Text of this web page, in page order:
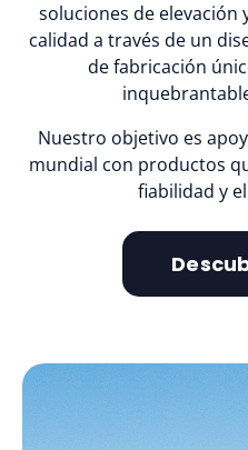
soluciones de elevación
calidad a través de un
de fabricación
Nuestro objetivo es
mundial con productos
fiabilidad y